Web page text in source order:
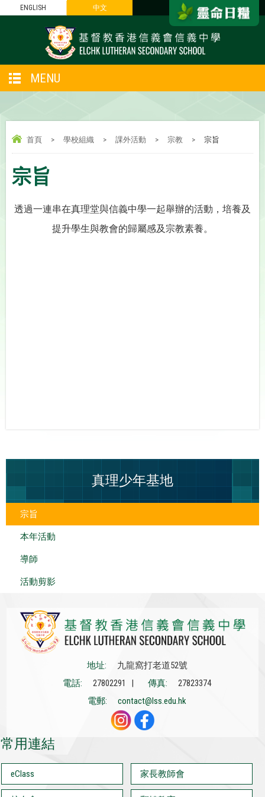
ENGLISH 中文
MENU
首頁 > 學校組織 > 課外活動 > 宗教 > 宗旨
宗旨
透過一連串在真理堂與信義中學一起舉辦的活動，培養及
提升學生與教會的歸屬感及宗教素養。
真理少年基地
宗旨
本年活動
導師
活動剪影
地址:
九龍窩打老道52號
電話:
27802291 | 傳真:
27823374
電郵:
contact@lss.edu.hk
常用連結
eClass 家長教師會